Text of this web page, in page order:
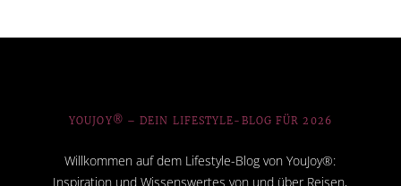
YOUJOY® – DEIN LIFESTYLE-BLOG FÜR 2026
Willkommen auf dem Lifestyle-Blog von YouJoy®:
Inspiration und Wissenswertes von und über Reisen,